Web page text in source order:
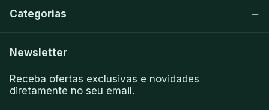
Categorias
Newsletter
Receba ofertas exclusivas e novidades
diretamente no seu email.